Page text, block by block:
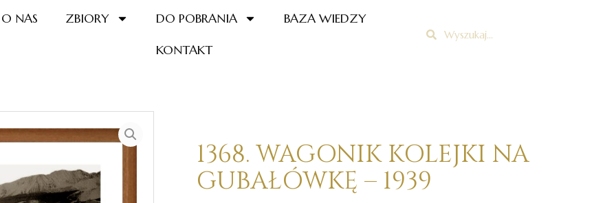
O NAS ZBIORY DO POBRANIA
BAZA WIEDZY
KONTAKT
SzukajSzukaj
1368. WAGONIK KOLEJKI NA
GUBAŁÓWKĘ – 1939